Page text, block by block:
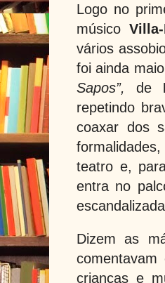
Logo no
músico
vários
foi ainda
Sapos”, de
repetindo
coaxar dos
teatro e,
entra no
Dizem as
crianças e